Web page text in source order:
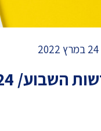
24 במרץ 2022